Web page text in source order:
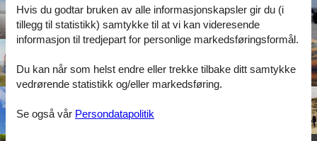
Hvis du godtar bruken av alle informasjonskapsler gir du (i
tillegg til statistikk) samtykke til at vi kan videresende
informasjon til tredjepart for personlige markedsføringsformål.
Du kan når som helst endre eller trekke tilbake ditt samtykke
vedrørende statistikk og/eller markedsføring.
Se også vår Persondatapolitik